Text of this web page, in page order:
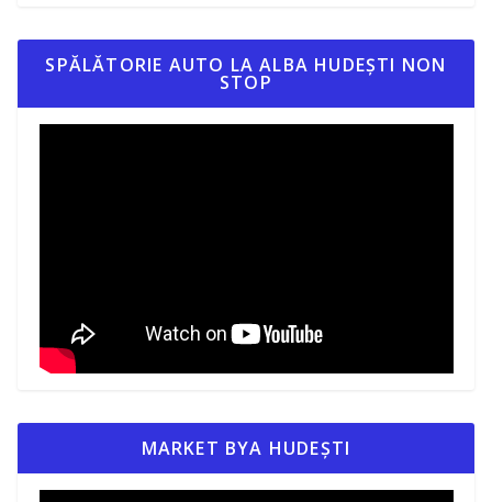
SPĂLĂTORIE AUTO LA ALBA HUDEȘTI NON
STOP
MARKET BYA HUDEȘTI